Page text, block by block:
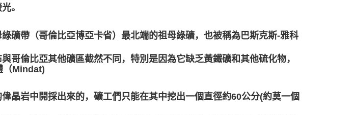
。
礦帶（哥倫比亞博亞卡省）最北端的祖母綠礦，也被稱為巴斯克斯-雅科
哥倫比亞其他礦區截然不同，特別是因為它缺乏黃鐵礦和其他硫化物，
（​Mindat)
晶岩中開採出來的，礦工們只能在其中挖出一個直徑約60公分(約莫一個